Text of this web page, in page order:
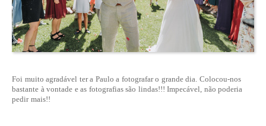
Foi muito agradável ter a Paulo a fotografar o grande dia. Colocou-nos
bastante à vontade e as fotografias são lindas!!! Impecável, não poderia
pedir mais!!